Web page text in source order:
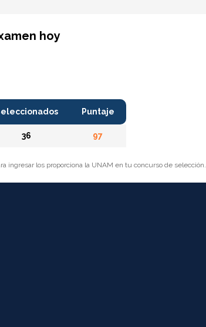
hoy
Puntaje
36 97
ingresar los proporciona la UNAM en tu concurso de selección.